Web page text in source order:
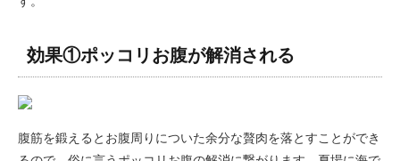
効果①ポッコリお腹が解消される
腹筋を鍛えるとお腹周りについた余分な贅肉を落とすことができ